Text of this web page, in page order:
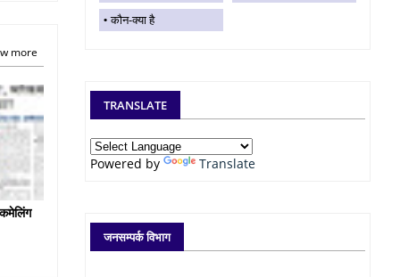
more
कौन-क्या है
TRANSLATE
Powered by Translate
जनसम्पर्क विभाग